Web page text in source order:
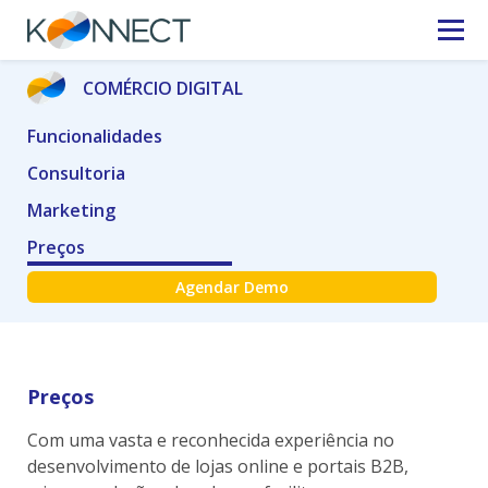
COMÉRCIO DIGITAL
Funcionalidades
Consultoria
Marketing
Preços
Agendar Demo
Preços
Com uma vasta e reconhecida experiência no
desenvolvimento de lojas online e portais B2B,